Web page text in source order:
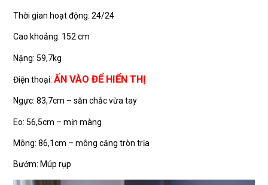
Thời gian hoạt động: 24/24
Cao khoảng: 152 cm
Nặng: 59,7kg
Điện thoại:ẤN VÀO ĐỂ HIỂN THỊ
Ngực: 83,7cm – săn chắc vừa tay
Eo: 56,5cm – mịn màng
Mông: 86,1cm – mông căng tròn trịa
Bướm: Múp rụp